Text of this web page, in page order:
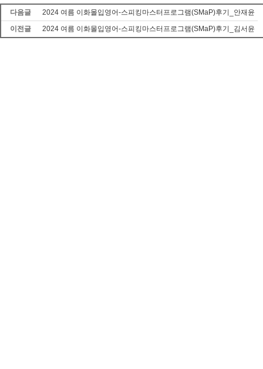
다음글
2024 여름 이화몰입영어-스피킹마스터프로그램(SMaP)후기_안재윤
이전글
2024 여름 이화몰입영어-스피킹마스터프로그램(SMaP)후기_김서윤